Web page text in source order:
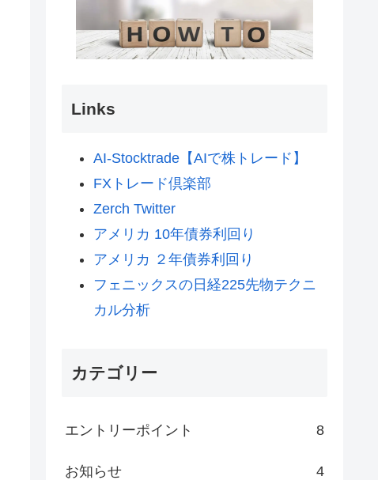
Links
AI-Stocktrade【AIで株トレード】
FXトレード倶楽部
Zerch Twitter
アメリカ 10年債券利回り
アメリカ ２年債券利回り
フェニックスの日経225先物テクニ
カル分析
カテゴリー
エントリーポイント 8
お知らせ 4